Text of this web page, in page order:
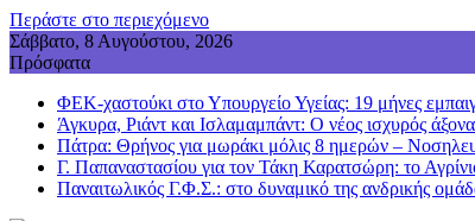
Περάστε στο περιεχόμενο
Σάββατο, 8 Αυγούστου, 2026
Πρόσφατα
ΦΕΚ-χαστούκι στο Υπουργείο Υγείας: 19 μήνες
Άγκυρα, Ριάντ και Ισλαμαμπάντ: Ο νέος ισχυρός
Πάτρα: Θρήνος για μωράκι μόλις 8 ημερών –
Γ. Παπαναστασίου για τον Τάκη Καρατσώρη: το
Παναιτωλικός Γ.Φ.Σ.: στο δυναμικό της ανδρικής